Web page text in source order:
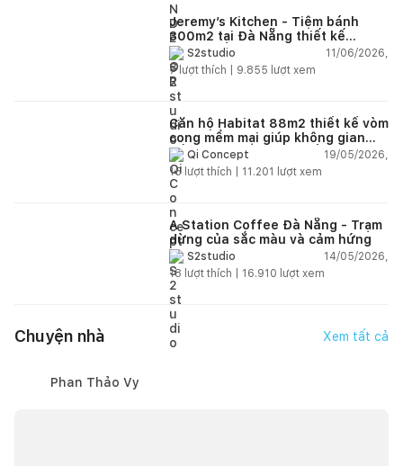
Jeremy’s Kitchen - Tiệm bánh
300m2 tại Đà Nẵng thiết kế
phong cách công nghiệp hiện đại
ngập tràn ánh sáng tự nhiên
S2studio
11/06/2026,
7lượt thích | 9.855 lượt xem
Căn hộ Habitat 88m2 thiết kế vòm
cong mềm mại giúp không gian
sống hiện đại trở nên ấm áp hơn
Qi Concept
19/05/2026,
15 lượt thích | 11.201 lượt xem
A Station Coffee Đà Nẵng - Trạm
dừng của sắc màu và cảm hứng
S2studio
14/05/2026,
18 lượt thích | 16.910 lượt xem
Chuyện nhà Xem tất cả
Phan Thảo Vy